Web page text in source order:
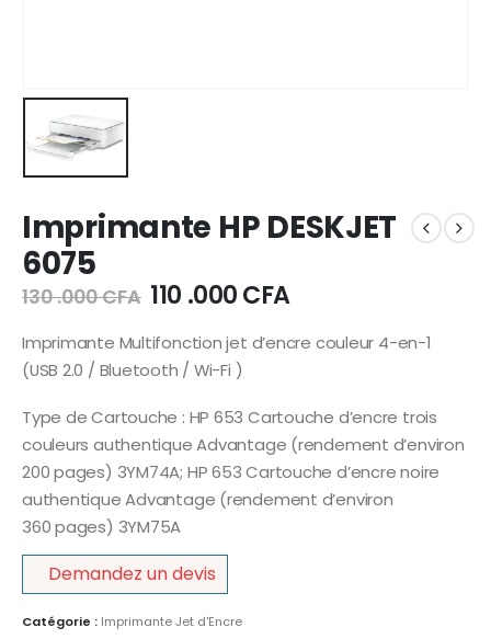
Imprimante HP DESKJET
6075
130 .000CFA 110 .000CFA
Imprimante Multifonction jet d’encre couleur 4-en-1
(USB 2.0 / Bluetooth / Wi-Fi )
Type de Cartouche : HP 653 Cartouche d’encre trois
couleurs authentique Advantage (rendement d’environ
200 pages) 3YM74A; HP 653 Cartouche d’encre noire
authentique Advantage (rendement d’environ
360 pages) 3YM75A
Demandez un devis
Catégorie : Imprimante Jet d'Encre